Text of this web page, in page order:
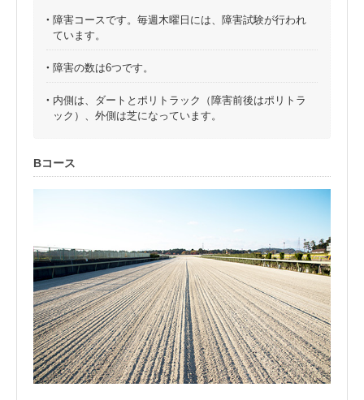
・ 障害コースです。毎週木曜日には、障害試験が行われ
ています。
・ 障害の数は6つです。
・ 内側は、ダートとポリトラック（障害前後はポリトラ
ック）、外側は芝になっています。
Bコース